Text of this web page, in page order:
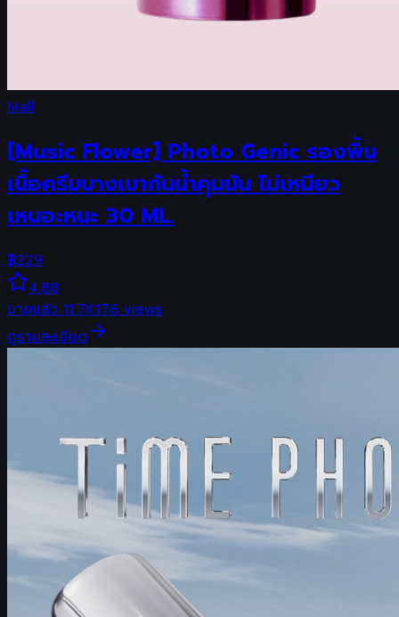
Mall
[Music Flower] Photo Genic รองพื้น
เนื้อครีมบางเบากันน้ำคุมมัน ไม่เหนียว
เหนอะหนะ 30 ML.
฿229
4.88
ขายแล้ว11.7K176views
ดูรายละเอียด